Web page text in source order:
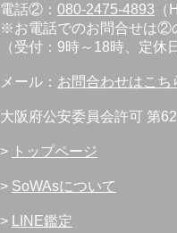
電話②： 080-2475-4893 （
※お電話でのお問合せは②
（受付：9時～18時、定休
メール： お問合わせはこち
大阪府公安委員会許可 第
> トップページ
> SoWAsについて
> LINE鑑定